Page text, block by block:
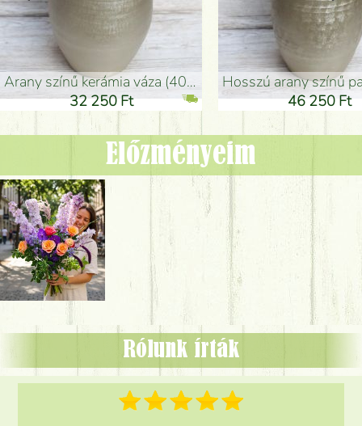
arany színű kerámia váza (40x26cm)
32 250 Ft
hosszú arany színű
46 250 Ft
Előzményeim
Rólunk írták